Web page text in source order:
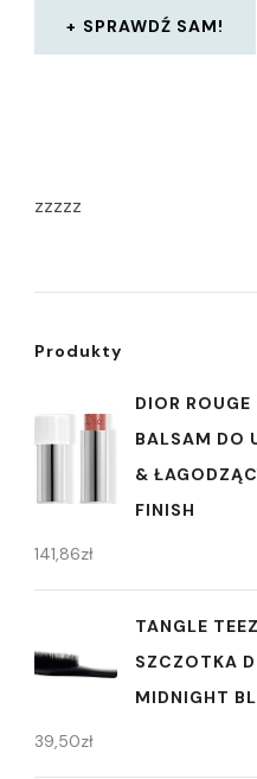
SPRAWDŹ SAM!
zzzzz
Produkty
DIOR
BALSAM DO
&
FINISH
141,86zł
TANGLE
SZCZOTKA
MIDNIGHT
39,50zł